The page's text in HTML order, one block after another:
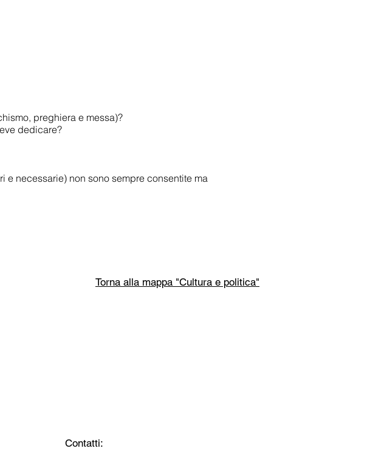
preghiera e messa)?
dedicare?
necessarie) non sono sempre consentite ma
Torna alla mappa "Cultura e politica"
Contatti: